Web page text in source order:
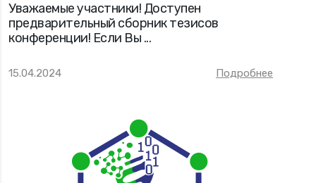
Уважаемые участники! Доступен
предварительный сборник тезисов
конференции! Если Вы ...
15.04.2024 Подробнее